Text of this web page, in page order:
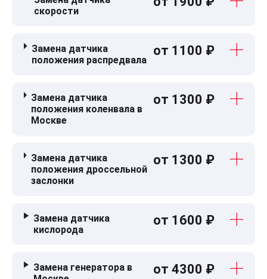
скорости
Замена датчика
положения распредвала
от 1100 ₽
Замена датчика
положения коленвала в
Москве
от 1300 ₽
Замена датчика
положения дроссельной
заслонки
от 1300 ₽
Замена датчика
кислорода
от 1600 ₽
Замена генератора в
от 4300 ₽